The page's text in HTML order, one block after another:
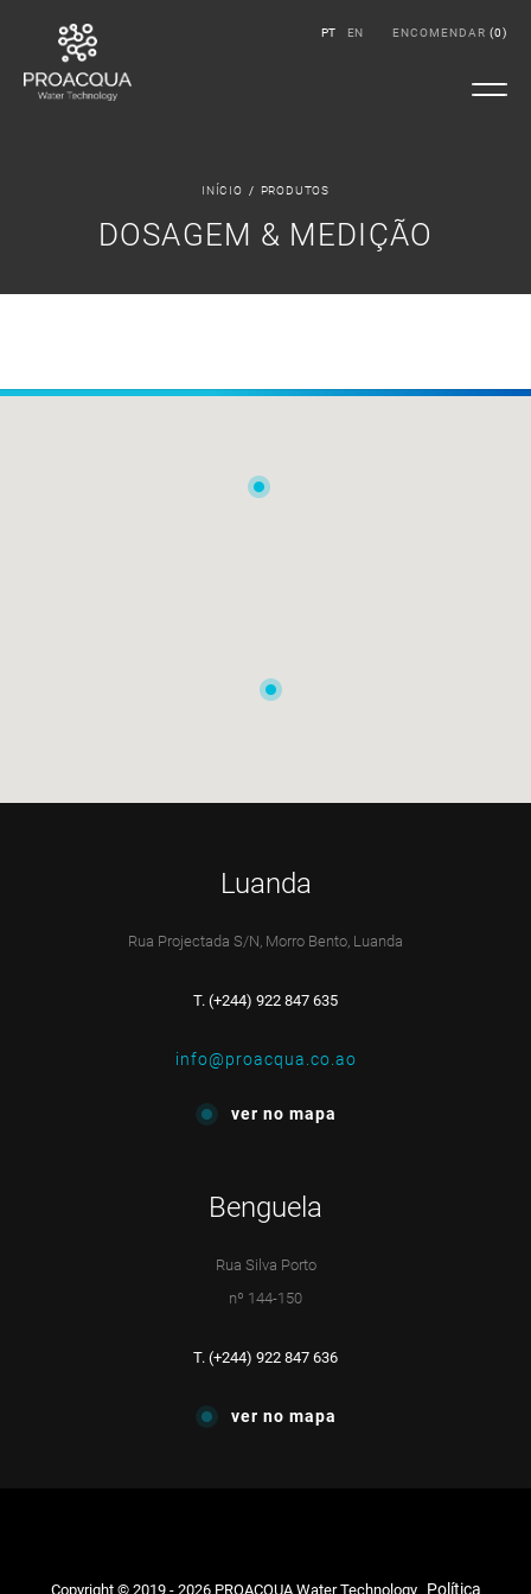
PT EN ENCOMENDAR (0)
INÍCIO / PRODUTOS
DOSAGEM & MEDIÇÃO
Luanda
Rua Projectada S/N, Morro Bento, Luanda
T. (+244) 922 847 635
info@proacqua.co.ao
ver no mapa
Benguela
Rua Silva Porto
nº 144-150
T. (+244) 922 847 636
ver no mapa
Copyright © 2019 - 2026 PROACQUA Water Technology Política